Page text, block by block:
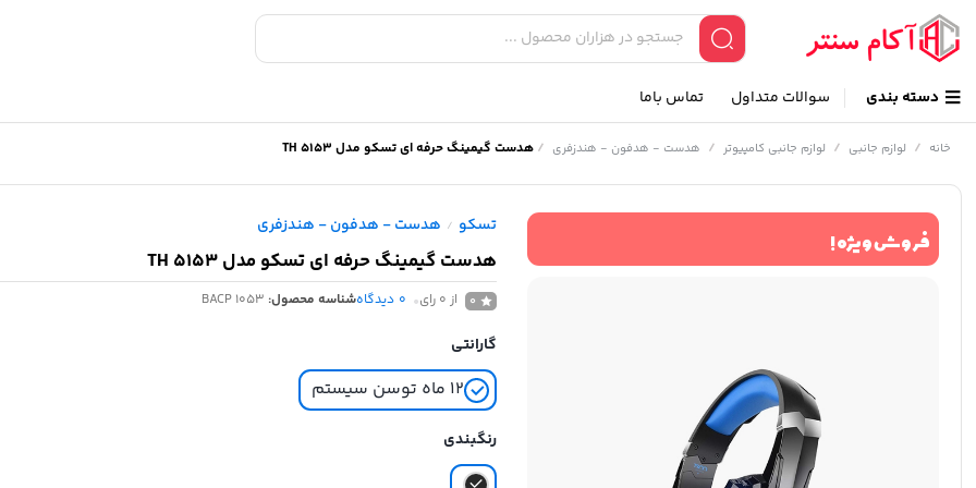
دسته بندی سوالات متداول تماس باما
خانه / لوازم جانبی / لوازم جانبی کامپیوتر / هدست - هدفون - هندزفری /هدست گیمینگ حرفه ای تسکو مدل TH 5153
فروش ویژه ! تسکو / هدست - هدفون - هندزفری
هدست گیمینگ حرفه ای تسکو مدل TH 5153
0 از 0 رای 0 دیدگاهشناسه محصول: BACP 1053
گارانتی
۱۲ ماه توسن سیستم
رنگبندی